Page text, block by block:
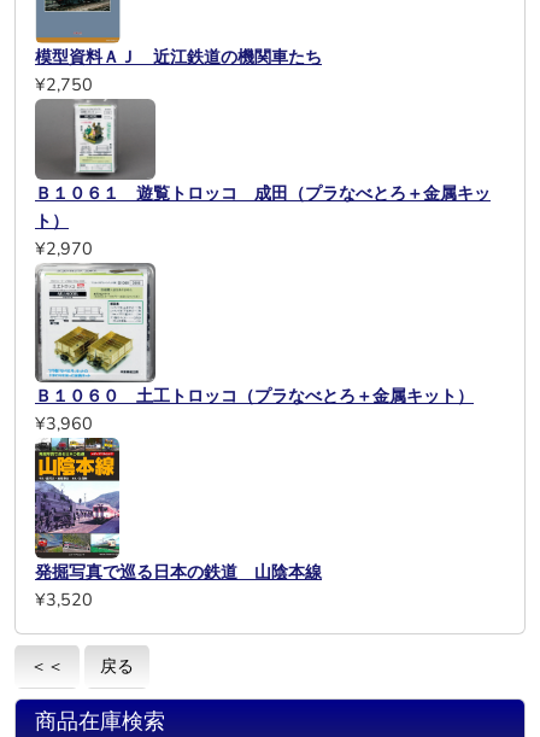
模型資料ＡＪ 近江鉄道の機関車たち
¥2,750
Ｂ１０６１ 遊覧トロッコ 成田（プラなべとろ＋金属キッ
ト）
¥2,970
Ｂ１０６０ 土工トロッコ（プラなべとろ＋金属キット）
¥3,960
発掘写真で巡る日本の鉄道 山陰本線
¥3,520
＜＜ 戻る
商品在庫検索